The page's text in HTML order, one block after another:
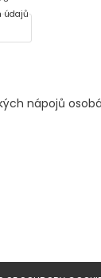
údajů
nápojů